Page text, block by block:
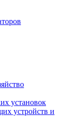
установок
устройств и